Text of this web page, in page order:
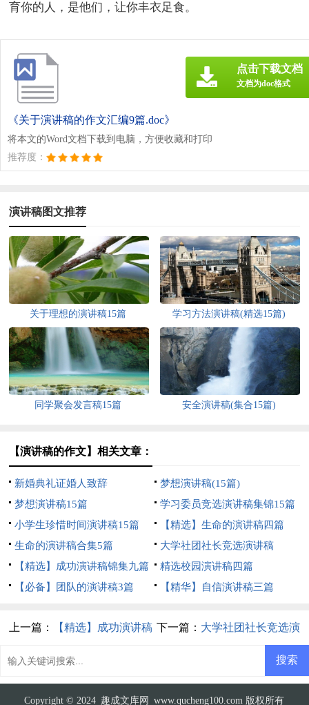
育你的人，是他们，让你丰衣足食。
《关于演讲稿的作文汇编9篇.doc》
将本文的Word文档下载到电脑，方便收藏和打印
推荐度：
点击下载文档
文档为doc格式
演讲稿图文推荐
关于理想的演讲稿15篇 学习方法演讲稿(精选15篇)
同学聚会发言稿15篇 安全演讲稿(集合15篇)
【演讲稿的作文】相关文章：
新婚典礼证婚人致辞
梦想演讲稿(15篇)
梦想演讲稿15篇
学习委员竞选演讲稿集锦15篇
小学生珍惜时间演讲稿15篇
【精选】生命的演讲稿四篇
生命的演讲稿合集5篇
大学社团社长竞选演讲稿
【精选】成功演讲稿锦集九篇
精选校园演讲稿四篇
【必备】团队的演讲稿3篇
【精华】自信演讲稿三篇
上一篇：
【精选】成功演讲稿 下一篇： 大学社团社长竞选演
Copyright © 2024 趣成文库网 www.qucheng100.com 版权所有